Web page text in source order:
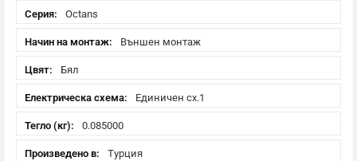
Octans
Външен монтаж
Бял
Единичен сх.1
0.085000
Турция